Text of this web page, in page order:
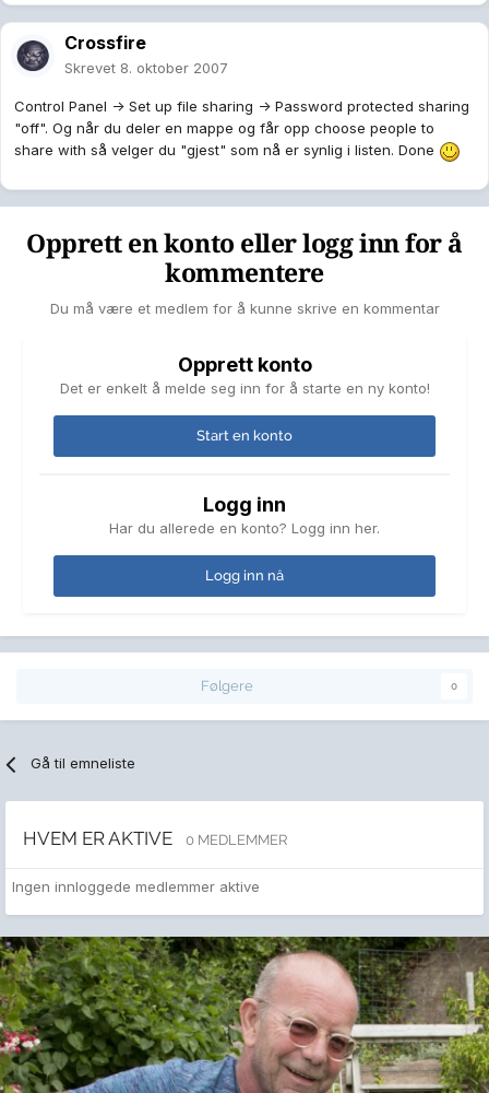
Crossfire
Skrevet 8. oktober 2007
Control Panel -> Set up file sharing -> Password protected sharing
"off". Og når du deler en mappe og får opp choose people to
share with så velger du "gjest" som nå er synlig i listen. Done
Opprett en konto eller logg inn for å
kommentere
Du må være et medlem for å kunne skrive en kommentar
Opprett konto
Det er enkelt å melde seg inn for å starte en ny konto!
Start en konto
Logg inn
Har du allerede en konto? Logg inn her.
Logg inn nå
Følgere 0
Gå til emneliste
HVEM ER AKTIVE 0 MEDLEMMER
Ingen innloggede medlemmer aktive